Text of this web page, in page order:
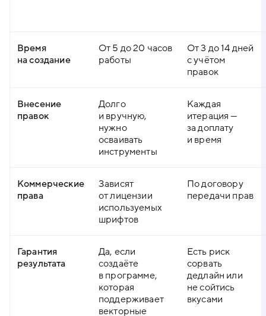
Время
на создание
От 5 до 20 часов
работы
От 3 до 14 дней
с учётом
правок
Внесение
правок
Долго
и вручную,
нужно
осваивать
инструменты
Каждая
итерация —
за доплату
и время
Коммерческие
права
Зависят
от лицензии
используемых
шрифтов
По договору
передачи прав
Гарантия
результата
Да, если
создаёте
в программе,
которая
поддерживает
векторные
Есть риск
сорвать
дедлайн или
не сойтись
вкусами